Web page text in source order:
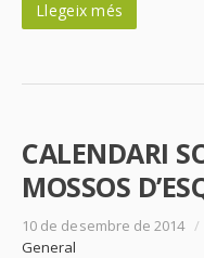
Llegeix més
CALENDARI
MOSSOS
10 de desembre de 2014 /
General